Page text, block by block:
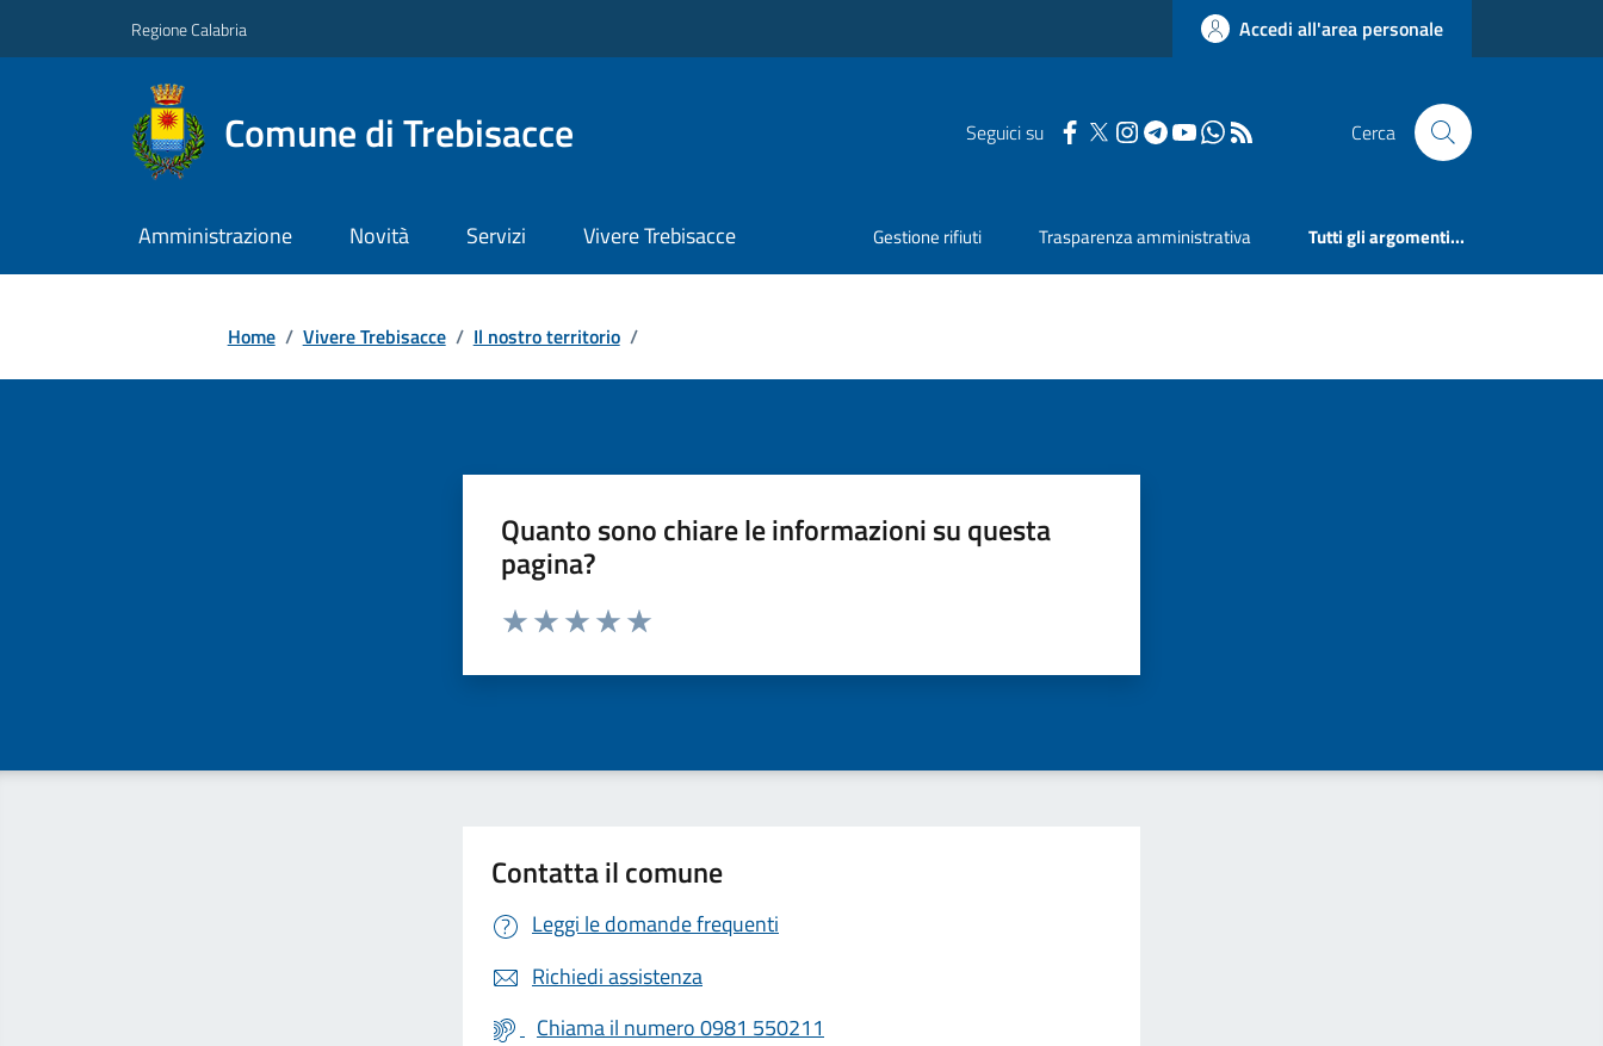
Regione Calabria Accedi all'area personale
Comune di Trebisacce Seguici su Cerca
Amministrazione Novità Servizi Vivere Trebisacce Gestione rifiuti Trasparenza amministrativa Tutti gli argomenti...
Home / Vivere Trebisacce / Il nostro territorio /
Quanto sono chiare le informazioni su questa
pagina?
Valuta da 1 a 5 stelle la pagina
Contatta il comune
Leggi le domande frequenti
Richiedi assistenza
Chiama il numero 0981 550211